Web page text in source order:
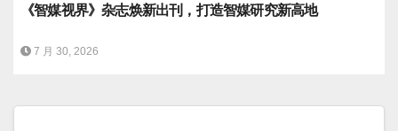
《智媒视界》杂志焕新出刊，打造智媒研究新高地
7 月 30, 2026